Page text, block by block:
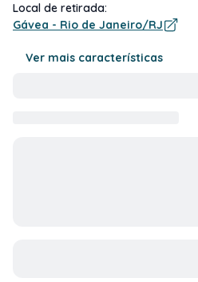
Local de retirada:
Gávea - Rio de Janeiro/RJ
Ver mais características